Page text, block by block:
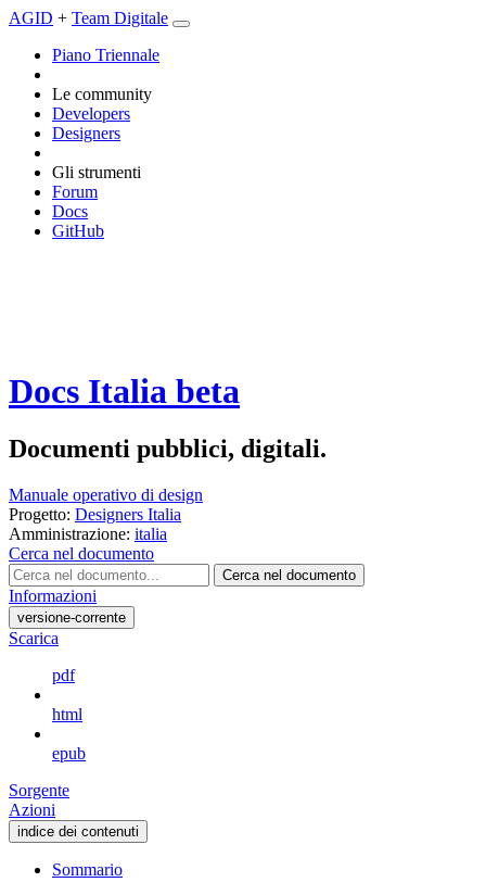
AGID + Team Digitale
Piano Triennale
Le community
Developers
Designers
Gli strumenti
Forum
Docs
GitHub
Docs Italia beta
Documenti pubblici, digitali.
Manuale operativo di design
Progetto: Designers Italia
Amministrazione: italia
Cerca nel documento
Cerca nel documento
Informazioni
versione-corrente
Scarica
pdf
html
epub
Sorgente
Azioni
indice dei contenuti
Sommario